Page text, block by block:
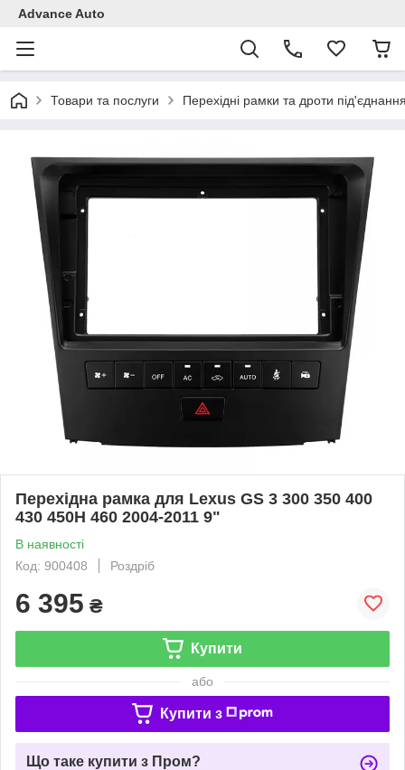
Advance Auto
Товари та послуги Перехідні рамки та дроти
Перехідна рамка для Lexus GS 3 300 350 400
430 450H 460 2004-2011 9"
В наявності
Код: 900408
Роздріб
6 395 ₴
Купити
або
Купити з
Що таке купити з Пром?